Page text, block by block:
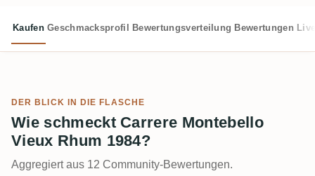
Kaufen Geschmacksprofil Bewertungsverteilung Bewertungen
DER BLICK IN DIE FLASCHE
Wie schmeckt Carrere Montebello
Vieux Rhum 1984?
Aggregiert aus 12 Community-Bewertungen.